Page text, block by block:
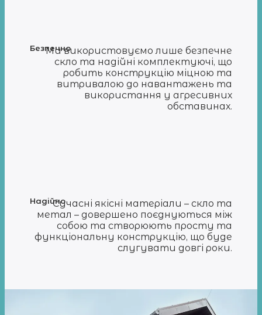
Безпечно
Ми використовуємо лише безпечне
скло та надійні комплектуючі, що
робить конструкцію міцною та
витривалою до навантажень та
використання у агресивних
обставинах.
НадійноСучасні якісні матеріали – скло та
метал – довершено поєднуються між
собою та створюють просту та
функціональну конструкцію, що буде
слугувати довгі роки.